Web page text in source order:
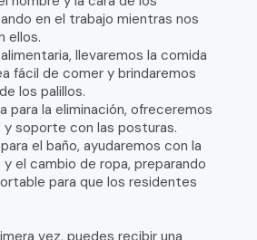
en el trabajo mientras nos
ellos.
llevaremos la comida
fácil de comer y brindaremos
los palillos.
para la eliminación, ofreceremos
y soporte con las posturas.
el baño, ayudaremos con la
y el cambio de ropa, preparando
para que los residentes
vez, puedes recibir una